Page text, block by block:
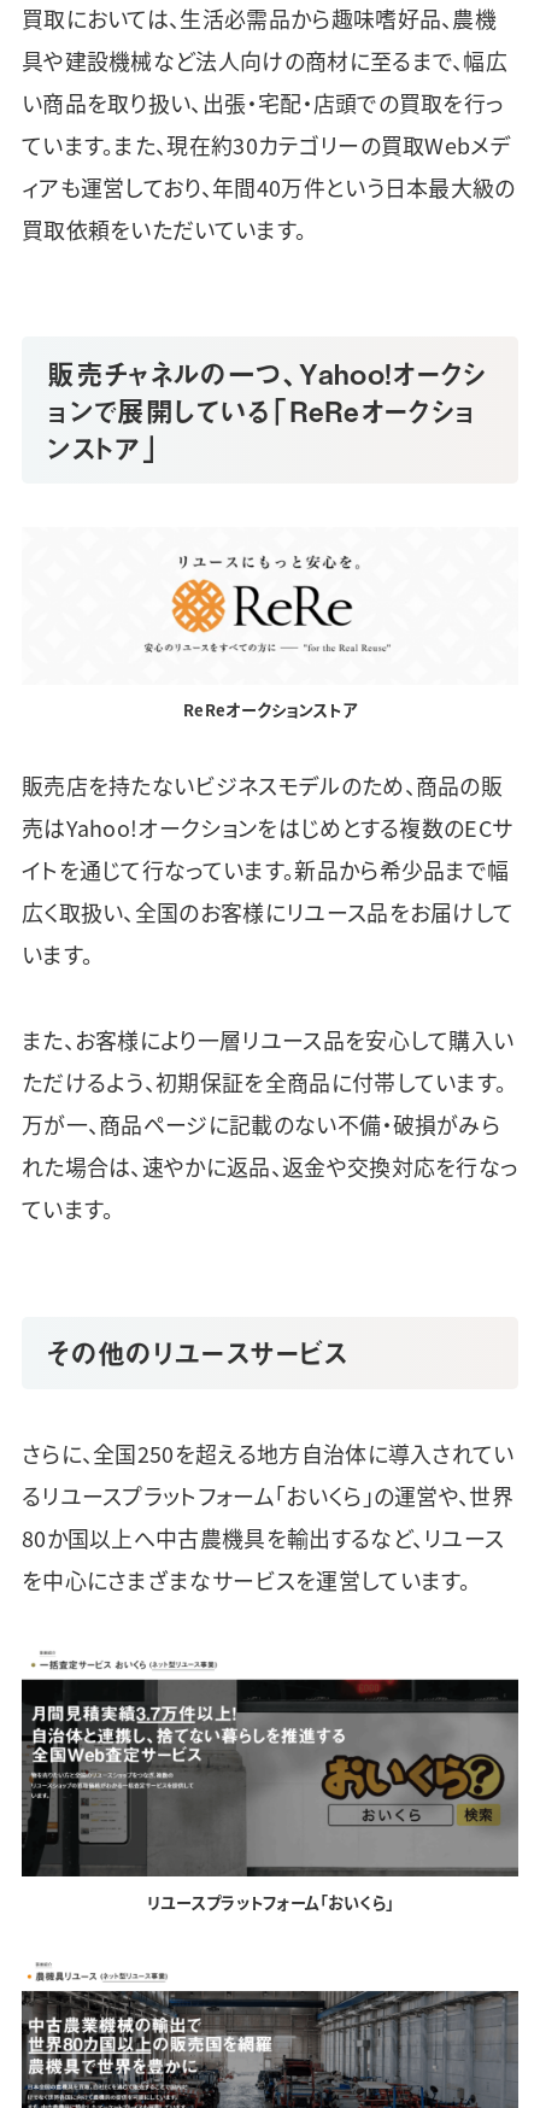
買取においては、生活必需品から趣味嗜好品、農機
具や建設機械など法人向けの商材に至るまで、幅広
い商品を取り扱い、出張・宅配・店頭での買取を行っ
ています。また、現在約30カテゴリーの買取Webメデ
ィアも運営しており、年間40万件という日本最大級の
買取依頼をいただいています。
販売チャネルの一つ、Yahoo!オークシ
ョンで展開している「ReReオークショ
ンストア」
ReReオークションストア
販売店を持たないビジネスモデルのため、商品の販
売はYahoo!オークションをはじめとする複数のECサ
イトを通じて行なっています。新品から希少品まで幅
広く取扱い、全国のお客様にリユース品をお届けして
います。
また、お客様により一層リユース品を安心して購入い
ただけるよう、初期保証を全商品に付帯しています。
万が一、商品ページに記載のない不備・破損がみら
れた場合は、速やかに返品、返金や交換対応を行なっ
ています。
その他のリユースサービス
さらに、全国250を超える地方自治体に導入されてい
るリユースプラットフォーム「おいくら」の運営や、世界
80か国以上へ中古農機具を輸出するなど、リユース
を中心にさまざまなサービスを運営しています。
リユースプラットフォーム「おいくら」